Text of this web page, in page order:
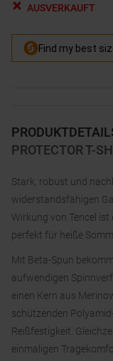
PROTECTOR T-
Stark, robust und
widerstandsfähigen
Wirkung von Tencel
perfekt für heiße
Mit Beta-Spun
aufwendigen
einen Kern aus
schützenden
Reißfestigkeit.
einmaligen
AUSVERKAUFT